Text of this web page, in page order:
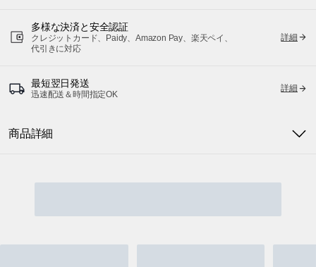
多様な決済と安全認証
クレジットカード、Paidy、Amazon Pay、楽天ペイ、
代引きに対応
詳細
最短翌日発送
迅速配送＆時間指定OK
詳細
商品詳細